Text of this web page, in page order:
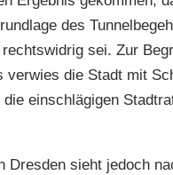
des
sei. Zur
ver­wies die Stadt mit
die ein­schlä­gi­gen
Dres­den sieht je­doch